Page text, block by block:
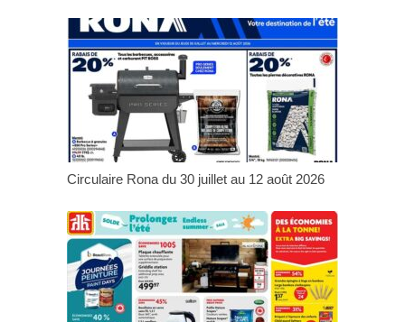
Circulaire Rona du 30 juillet au 12 août 2026